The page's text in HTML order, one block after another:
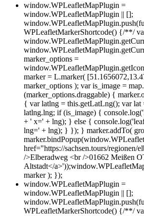
window.WPLeafletMapPlugin =
window.WPLeafletMapPlugin || [];
WPLeafletMarkerShortcode() {/**/
marker_options =
marker = L.marker(
marker_options ); var is_image =
(marker_options.draggable) {
{ var latlng = this.getLatLng(); var lat
latlng.lng; if (is_image) {
+ ' x=' + lng); } else {
lng=' + lng); } }); } marker.addTo(
href="https://sachsen.tours/regionen/
/>Elberadweg <br />01662 Meißen
Altstadt</
marker ); });
window.WPLeafletMapPlugin =
window.WPLeafletMapPlugin || [];
WPLeafletMarkerShortcode() {/**/